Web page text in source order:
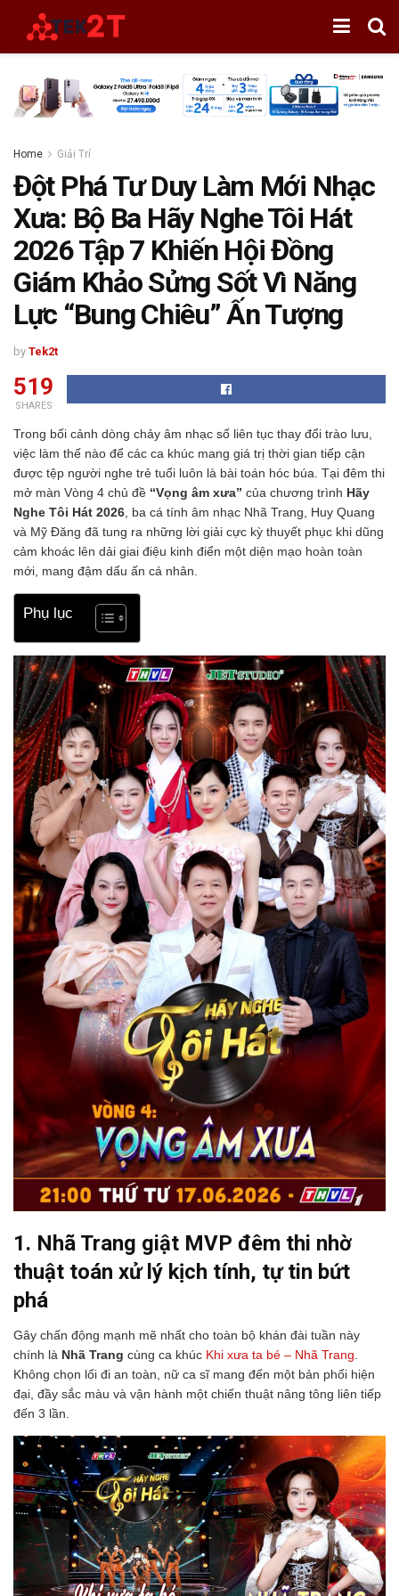
Home Giải Trí
Đột Phá Tư Duy Làm Mới Nhạc
Xưa: Bộ Ba Hãy Nghe Tôi Hát
2026 Tập 7 Khiến Hội Đồng
Giám Khảo Sửng Sốt Vì Năng
Lực “Bung Chiêu” Ấn Tượng
by Tek2t
519
SHARES
Trong bối cảnh dòng chảy âm nhạc số liên tục thay đổi trào lưu,
việc làm thế nào để các ca khúc mang giá trị thời gian tiếp cận
được tệp người nghe trẻ tuổi luôn là bài toán hóc búa. Tại đêm thi
mở màn Vòng 4 chủ đề “Vọng âm xưa” của chương trình Hãy
Nghe Tôi Hát 2026 , ba cá tính âm nhạc Nhã Trang, Huy Quang
và Mỹ Đăng đã tung ra những lời giải cực kỳ thuyết phục khi dũng
cảm khoác lên dải giai điệu kinh điển một diện mạo hoàn toàn
mới, mang đậm dấu ấn cá nhân.
Phụ lục
1. Nhã Trang giật MVP đêm thi nhờ
thuật toán xử lý kịch tính, tự tin bứt
phá
Gây chấn động mạnh mẽ nhất cho toàn bộ khán đài tuần này
chính là Nhã Trang cùng ca khúc Khi xưa ta bé – Nhã Trang.
Không chọn lối đi an toàn, nữ ca sĩ mang đến một bản phối hiện
đại, đầy sắc màu và vận hành một chiến thuật nâng tông liên tiếp
đến 3 lần.